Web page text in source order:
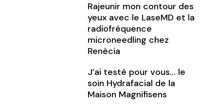
Rajeunir mon contour des
yeux avec le LaseMD et la
radiofréquence
microneedling chez
Renécia
J’ai testé pour vous… le
soin Hydrafacial de la
Maison Magnifisens